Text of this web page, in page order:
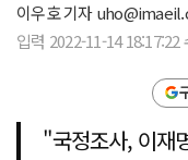
이우호 기자
입력 2022-11-14 18:17:22
"국정조사, 이재